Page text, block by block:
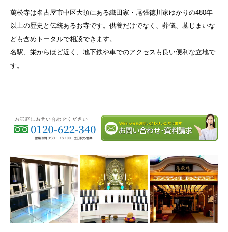
萬松寺は名古屋市中区大須にある織田家・尾張徳川家ゆかりの480年
以上の歴史と伝統あるお寺です。供養だけでなく、葬儀、墓じまいな
ども含めトータルで相談できます。
名駅、栄からほど近く、地下鉄や車でのアクセスも良い便利な立地で
す。